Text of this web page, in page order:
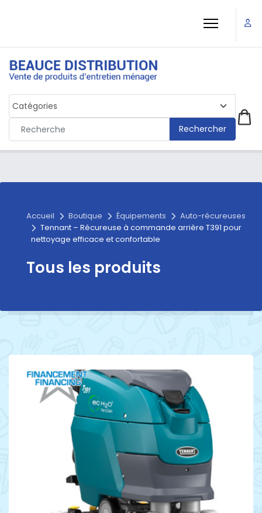
Rechercher
Tous les produits
Accueil Boutique Équipements
Auto-récureuses
Tennant – Récureuse à commande arrière T391 pour
nettoyage efficace et confortable